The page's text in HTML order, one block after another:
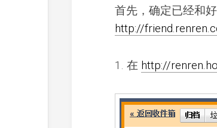
首先，确定已经和
http://
1. 在 http://